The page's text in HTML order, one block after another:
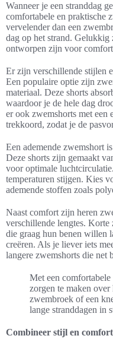
Wanneer je een stranddag
comfortabele en praktische
vervelender dan een
dag op het strand. Gelukkig
ontworpen zijn voor
Er zijn verschillende stijlen
Een populaire optie zijn
materiaal. Deze shorts
waardoor je de hele dag
er ook zwemshorts met een
trekkoord, zodat je de
Een ademende zwemshort
Deze shorts zijn gemaakt
voor optimale
temperaturen stijgen. Kies
ademende stoffen zoals
Naast comfort zijn heren
verschillende lengtes.
die graag hun benen willen
creëren. Als je liever iets
langere zwemshorts die net
Met een
zorgen te maken
zwembroek of een
lange stranddagen in
Combineer stijl en